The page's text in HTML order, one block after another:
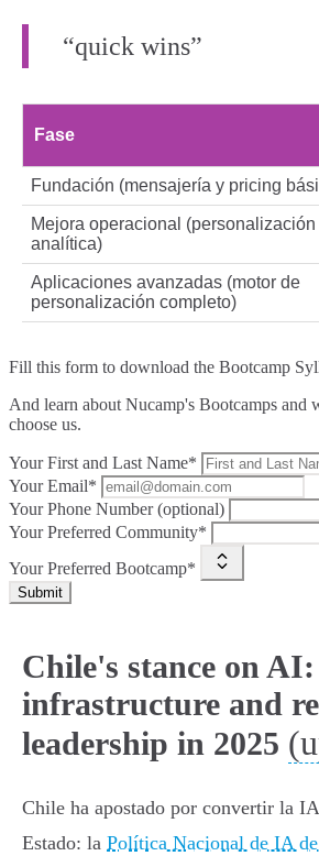
“quick wins”
Fase
Fundación (mensajería y pricing
Mejora operacional (personalización
analítica)
Aplicaciones avanzadas (motor de
personalización completo)
Fill this form to download the Bootcamp
And learn about Nucamp's Bootcamps and
choose us.
Your First and Last Name*
Your Email*
Your Phone Number (optional)
Your Preferred Community*
Your Preferred Bootcamp*
Submit
Chile's stance on
infrastructure and
leadership in 2025
Chile ha apostado por convertir la
Estado: la Política Nacional de IA